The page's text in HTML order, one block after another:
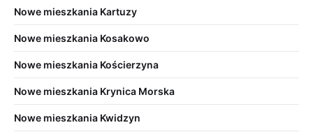
Nowe mieszkania Kartuzy
Nowe mieszkania Kosakowo
Nowe mieszkania Kościerzyna
Nowe mieszkania Krynica Morska
Nowe mieszkania Kwidzyn